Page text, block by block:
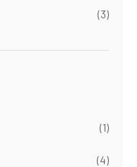
(3)
(1)
(4)